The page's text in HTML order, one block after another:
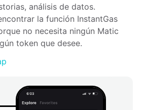
análisis de datos.
la función InstantGas
no necesita ningún Matic
token que desee.